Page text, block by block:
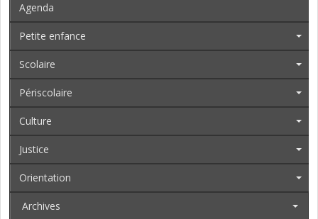
Agenda
Petite enfance
Scolaire
Périscolaire
Culture
Justice
Orientation
Archives